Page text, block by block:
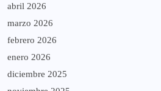
abril 2026
marzo 2026
febrero 2026
enero 2026
diciembre 2025